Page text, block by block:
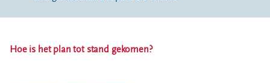
Hoe is het plan tot stand gekomen?